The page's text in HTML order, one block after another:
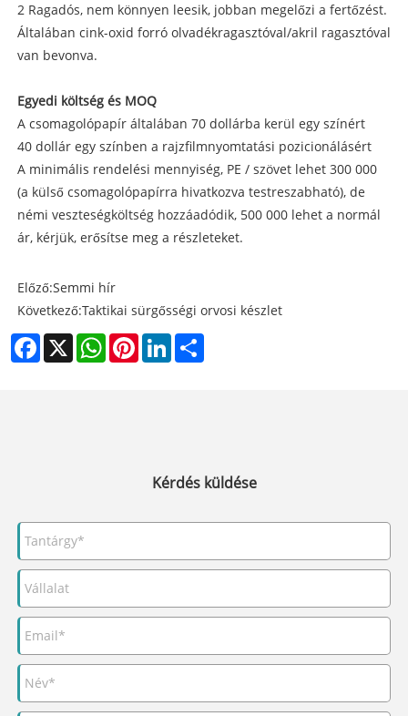
2 Ragadós, nem könnyen leesik, jobban megelőzi a fertőzést.
Általában cink-oxid forró olvadékragasztóval/akril ragasztóval
van bevonva.
Egyedi költség és MOQ
A csomagolópapír általában 70 dollárba kerül egy színért
40 dollár egy színben a rajzfilmnyomtatási pozicionálásért
A minimális rendelési mennyiség, PE / szövet lehet 300 000
(a külső csomagolópapírra hivatkozva testreszabható), de
némi veszteségköltség hozzáadódik, 500 000 lehet a normál
ár, kérjük, erősítse meg a részleteket.
Előző:Semmi hír
Következő:Taktikai sürgősségi orvosi készlet
Facebook
X WhatsAppPinterestLinkedIn
Kérdés küldése